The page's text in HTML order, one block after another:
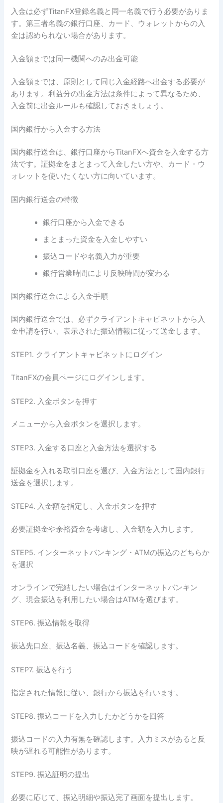
入金は必ずTitanFX登録名義と同一名義で行う必要がありま
す。第三者名義の銀行口座、カード、ウォレットからの入
金は認められない場合があります。
入金額までは同一機関へのみ出金可能
入金額までは、原則として同じ入金経路へ出金する必要が
あります。利益分の出金方法は条件によって異なるため、
入金前に出金ルールも確認しておきましょう。
国内銀行から入金する方法
国内銀行送金は、銀行口座からTitanFXへ資金を入金する方
法です。証拠金をまとまって入金したい方や、カード・ウ
ォレットを使いたくない方に向いています。
国内銀行送金の特徴
銀行口座から入金できる
まとまった資金を入金しやすい
振込コードや名義入力が重要
銀行営業時間により反映時間が変わる
国内銀行送金による入金手順
国内銀行送金では、必ずクライアントキャビネットから入
金申請を行い、表示された振込情報に従って送金します。
STEP1. クライアントキャビネットにログイン
TitanFXの会員ページにログインします。
STEP2. 入金ボタンを押す
メニューから入金ボタンを選択します。
STEP3. 入金する口座と入金方法を選択する
証拠金を入れる取引口座を選び、入金方法として国内銀行
送金を選択します。
STEP4. 入金額を指定し、入金ボタンを押す
必要証拠金や余裕資金を考慮し、入金額を入力します。
STEP5. インターネットバンキング・ATMの振込のどちらか
を選択
オンラインで完結したい場合はインターネットバンキン
グ、現金振込を利用したい場合はATMを選びます。
STEP6. 振込情報を取得
振込先口座、振込名義、振込コードを確認します。
STEP7. 振込を行う
指定された情報に従い、銀行から振込を行います。
STEP8. 振込コードを入力したかどうかを回答
振込コードの入力有無を確認します。入力ミスがあると反
映が遅れる可能性があります。
STEP9. 振込証明の提出
必要に応じて、振込明細や振込完了画面を提出します。